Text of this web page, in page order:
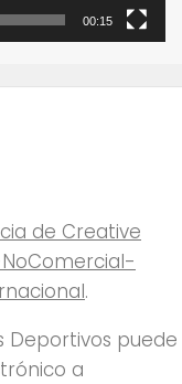
00:15
de Creative
.
Deportivos puede
a